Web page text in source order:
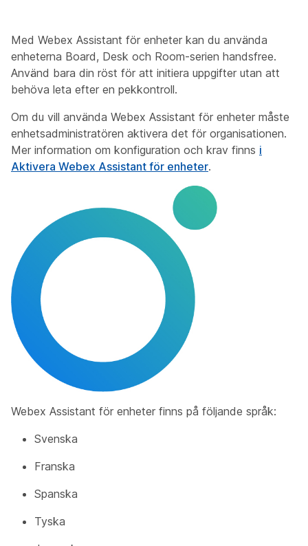
Med Webex Assistant för enheter kan du använda
enheterna Board, Desk och Room-serien handsfree.
Använd bara din röst för att initiera uppgifter utan att
behöva leta efter en pekkontroll.
Om du vill använda Webex Assistant för enheter måste
enhetsadministratören aktivera det för organisationen.
Mer information om konfiguration och krav finns i
Aktivera Webex Assistant för enheter.
Webex Assistant för enheter finns på följande språk:
Svenska
Franska
Spanska
Tyska